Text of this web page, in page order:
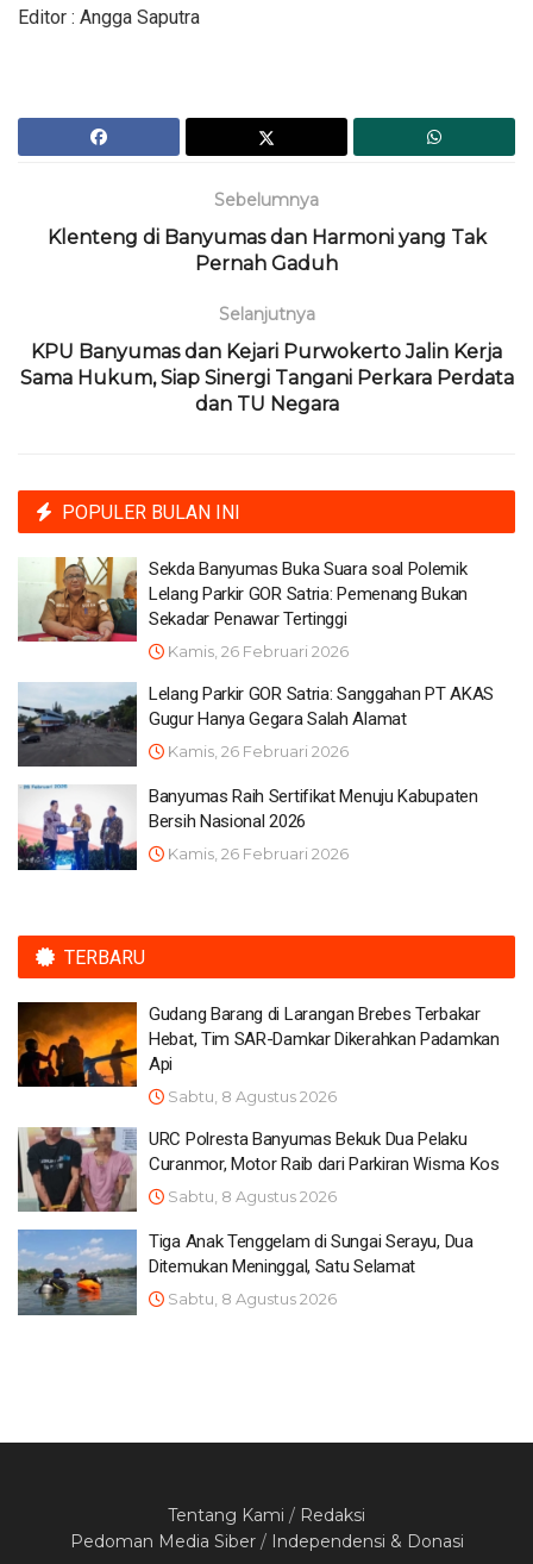
Editor : Angga Saputra
Sebelumnya
Klenteng di Banyumas dan Harmoni yang Tak
Pernah Gaduh
Selanjutnya
KPU Banyumas dan Kejari Purwokerto Jalin Kerja
Sama Hukum, Siap Sinergi Tangani Perkara Perdata
dan TU Negara
POPULER BULAN INI
Sekda Banyumas Buka Suara soal Polemik
Lelang Parkir GOR Satria: Pemenang Bukan
Sekadar Penawar Tertinggi
Kamis, 26 Februari 2026
Lelang Parkir GOR Satria: Sanggahan PT AKAS
Gugur Hanya Gegara Salah Alamat
Kamis, 26 Februari 2026
Banyumas Raih Sertifikat Menuju Kabupaten
Bersih Nasional 2026
Kamis, 26 Februari 2026
TERBARU
Gudang Barang di Larangan Brebes Terbakar
Hebat, Tim SAR-Damkar Dikerahkan Padamkan
Api
Sabtu, 8 Agustus 2026
URC Polresta Banyumas Bekuk Dua Pelaku
Curanmor, Motor Raib dari Parkiran Wisma Kos
Sabtu, 8 Agustus 2026
Tiga Anak Tenggelam di Sungai Serayu, Dua
Ditemukan Meninggal, Satu Selamat
Sabtu, 8 Agustus 2026
Tentang Kami / Redaksi
Pedoman Media Siber/ Independensi & Donasi